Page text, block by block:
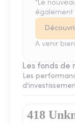
"Le
également
A venir
Les fonds de
Les